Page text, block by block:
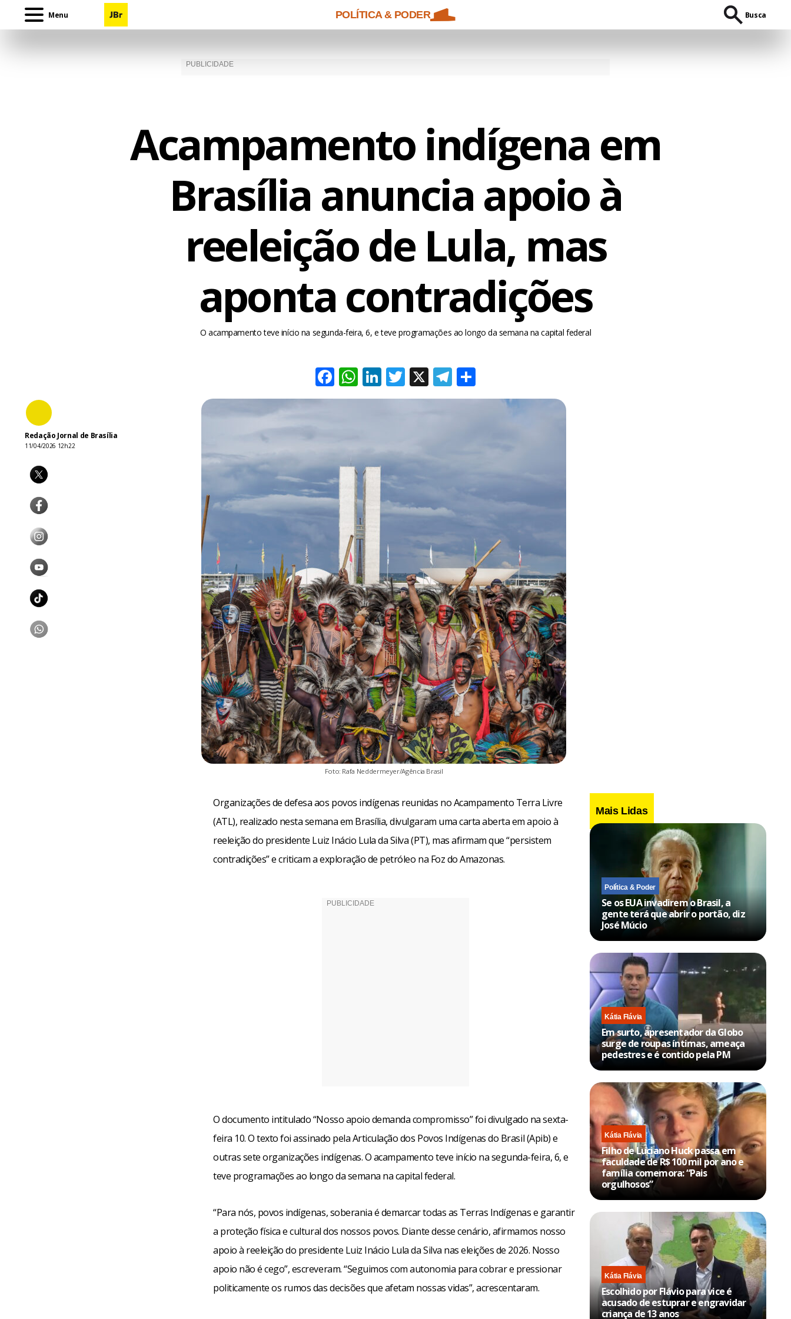
Menu POLÍTICA & PODER Busca
Acampamento indígena em
Brasília anuncia apoio à
reeleição de Lula, mas
aponta contradições
O acampamento teve início na segunda-feira, 6, e teve programações ao longo da semana na capital federal
Facebook
WhatsApp
LinkedIn
Twitter
X Telegram
Redação Jornal de Brasília
11/04/2026 12h22
Foto: Rafa Neddermeyer/Agência Brasil
Organizações de defesa aos povos indígenas reunidas no Acampamento Terra Livre
(ATL), realizado nesta semana em Brasília, divulgaram uma carta aberta em apoio à
reeleição do presidente Luiz Inácio Lula da Silva (PT), mas afirmam que “persistem
contradições” e criticam a exploração de petróleo na Foz do Amazonas.
O documento intitulado “Nosso apoio demanda compromisso” foi divulgado na sexta-
feira 10. O texto foi assinado pela Articulação dos Povos Indígenas do Brasil (Apib) e
outras sete organizações indígenas. O acampamento teve início na segunda-feira, 6, e
teve programações ao longo da semana na capital federal.
“Para nós, povos indígenas, soberania é demarcar todas as Terras Indígenas e garantir
a proteção física e cultural dos nossos povos. Diante desse cenário, afirmamos nosso
apoio à reeleição do presidente Luiz Inácio Lula da Silva nas eleições de 2026. Nosso
apoio não é cego”, escreveram. “Seguimos com autonomia para cobrar e pressionar
politicamente os rumos das decisões que afetam nossas vidas”, acrescentaram.
Mais Lidas
Política & Poder
Se os EUA invadirem o Brasil, a
gente terá que abrir o portão, diz
José Múcio
Kátia Flávia
Em surto, apresentador da Globo
surge de roupas íntimas, ameaça
pedestres e é contido pela PM
Kátia Flávia
Filho de Luciano Huck passa em
faculdade de R$ 100 mil por ano e
família comemora: “Pais
orgulhosos”
Kátia Flávia
Escolhido por Flávio para vice é
acusado de estuprar e engravidar
criança de 13 anos